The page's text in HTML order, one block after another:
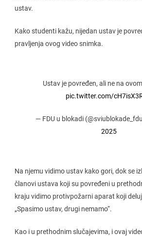
ustav.
Kako studenti kažu, nijedan ustav je
pravljenja ovog video snimka.
Ustav je povređen, ali ne na
pic.twitter.com/
— FDU u blokadi
2025
Na njemu vidimo ustav kako gori, dok se
članovi ustava koji su povređeni u
kraju vidimo protivpožarni aparat koji
„Spasimo ustav, drugi nemamo“.
Kao i u prethodnim slučajevima, i ovaj